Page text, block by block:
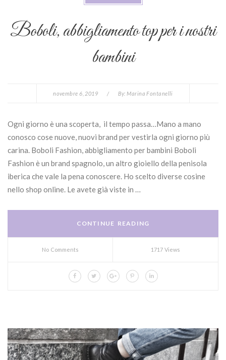
Boboli, abbigliamento top per i nostri
bambini
novembre 6, 2019 / By:Marina Fontanelli
Ogni giorno è una scoperta, il tempo passa…Mano a mano
conosco cose nuove, nuovi brand per vestirla ogni giorno più
carina. Boboli Fashion, abbigliamento per bambini Boboli
Fashion è un brand spagnolo, un altro gioiello della penisola
iberica che vale la pena conoscere. Ho scelto diverse cosine
nello shop online. Le avete già viste in …
CONTINUE READING
No Comments 1717 Views